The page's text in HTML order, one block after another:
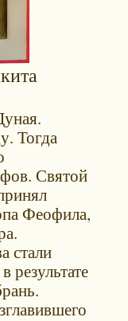
Тогда
Святой
Феофила,
стали
результате